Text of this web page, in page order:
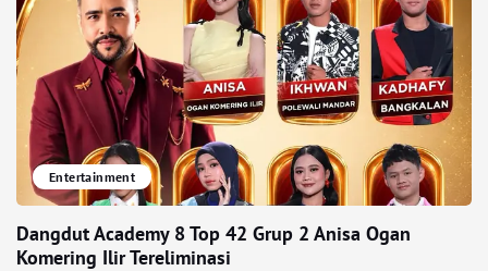
Entertainment
Dangdut Academy 8 Top 42 Grup 2 Anisa Ogan
Komering Ilir Tereliminasi